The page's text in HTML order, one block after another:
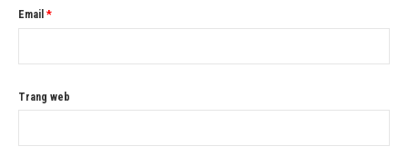
Email *
Trang web